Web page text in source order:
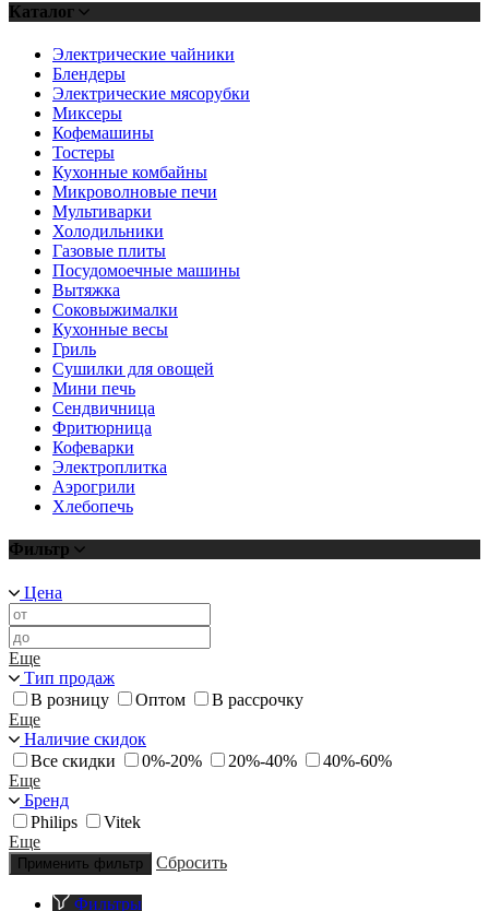
Каталог
Электрические чайники
Блендеры
Электрические мясорубки
Миксеры
Кофемашины
Тостеры
Кухонные комбайны
Микроволновые печи
Мультиварки
Холодильники
Газовые плиты
Посудомоечные машины
Вытяжка
Соковыжималки
Кухонные весы
Гриль
Сушилки для овощей
Мини печь
Сендвичница
Фритюрница
Кофеварки
Электроплитка
Аэрогрили
Хлебопечь
Фильтр
Цена
Еще
Тип продаж
В розницу
Оптом
В рассрочку
Еще
Наличие скидок
Все скидки
0%-20% 20%-40%
40%-60%
Еще
Бренд
Philips
Vitek
Еще
Применить фильтр Сбросить
Фильтры